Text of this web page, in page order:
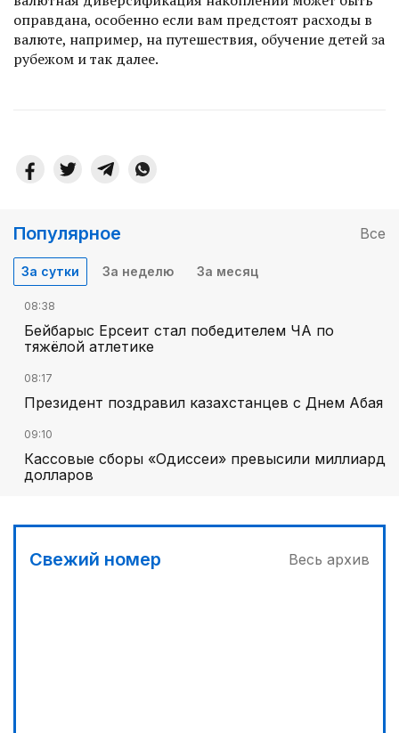
оправдана, особенно если вам предстоят расходы в
валюте, например, на путешествия, обучение детей за
рубежом и так далее.
Популярное Все
За сутки За неделю За месяц
08:38
Бейбарыс Ерсеит стал победителем ЧА по
тяжёлой атлетике
08:17
Президент поздравил казахстанцев с Днем Абая
09:10
Кассовые сборы «Одиссеи» превысили миллиард
долларов
Свежий номер Весь архив